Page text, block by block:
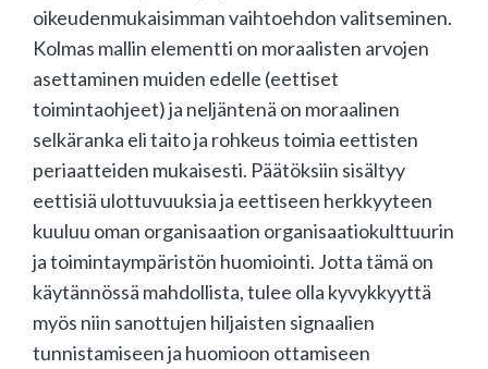
oikeudenmukaisimman vaihtoehdon valitseminen.
Kolmas mallin elementti on moraalisten arvojen
asettaminen muiden edelle (eettiset
toimintaohjeet) ja neljäntenä on moraalinen
selkäranka eli taito ja rohkeus toimia eettisten
periaatteiden mukaisesti. Päätöksiin sisältyy
eettisiä ulottuvuuksia ja eettiseen herkkyyteen
kuuluu oman organisaation organisaatiokulttuurin
ja toimintaympäristön huomiointi. Jotta tämä on
käytännössä mahdollista, tulee olla kyvykkyyttä
myös niin sanottujen hiljaisten signaalien
tunnistamiseen ja huomioon ottamiseen